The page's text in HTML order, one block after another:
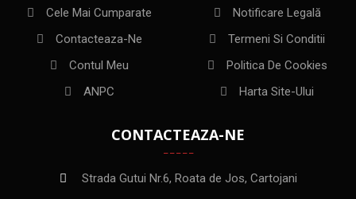
Cele Mai Cumparate
Contacteaza-Ne
Contul Meu
ANPC
Notificare Legală
Termeni Si Conditii
Politica De Cookies
Harta Site-Ului
CONTACTEAZA-NE
Strada Gutui Nr.6, Roata de Jos, Cartojani